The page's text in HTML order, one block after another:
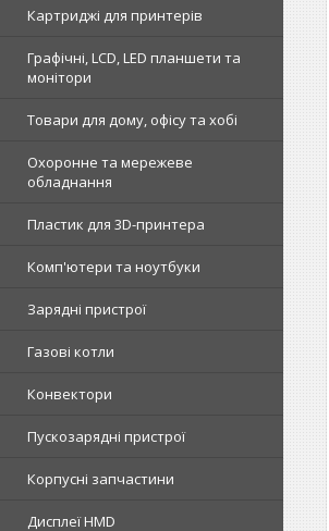
Картриджі для принтерів
Графічні, LCD, LED планшети та
монітори
Товари для дому, офісу та хобі
Охоронне та мережеве
обладнання
Пластик для 3D-принтера
Комп'ютери та ноутбуки
Зарядні пристрої
Газові котли
Конвектори
Пускозарядні пристрої
Корпусні запчастини
Дисплеї HMD